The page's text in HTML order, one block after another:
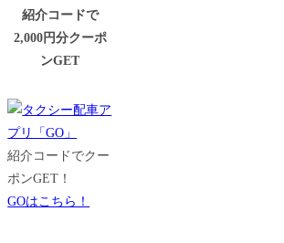
紹介コードで
2,000円分クーポ
ンGET
紹介コードでクー
ポンGET！
GOはこちら！